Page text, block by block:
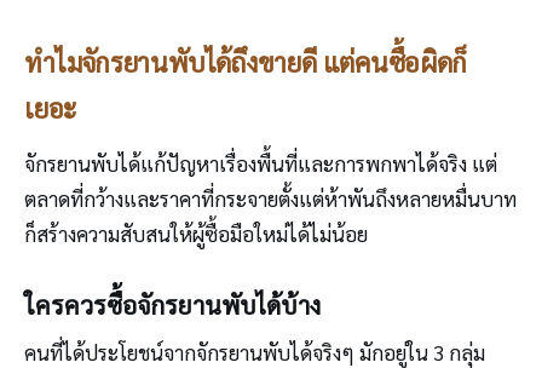
ทำไมจักรยานพับได้ถึงขายดี แต่คนซื้อผิดก็
เยอะ
จักรยานพับได้แก้ปัญหาเรื่องพื้นที่และการพกพาได้จริง แต่
ตลาดที่กว้างและราคาที่กระจายตั้งแต่ห้าพันถึงหลายหมื่นบาท
ก็สร้างความสับสนให้ผู้ซื้อมือใหม่ได้ไม่น้อย
ใครควรซื้อจักรยานพับได้บ้าง
คนที่ได้ประโยชน์จากจักรยานพับได้จริงๆ มักอยู่ใน 3 กลุ่ม